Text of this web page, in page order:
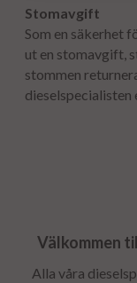
Stomavgift
Som en säkerhet
ut en stomavgift,
stommen
Välkommen
Alla våra